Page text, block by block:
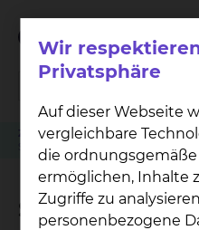
Zuweiser Tumorkonferenzen
Schlingentisch
Schlingentisch
Wir
Privatsphäre
Auf dieser Webseite
vergleichbare
die
ermöglichen, Inhalte
Zugriffe zu
personenbezogene